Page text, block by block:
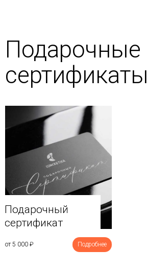
Подарочные
сертификаты
Подарочный
сертификат
от 5 000 ₽ Подробнее